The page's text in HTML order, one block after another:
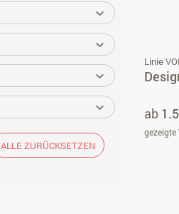
ALLE ZURÜCKSETZEN
Linie
ab
gezeigte